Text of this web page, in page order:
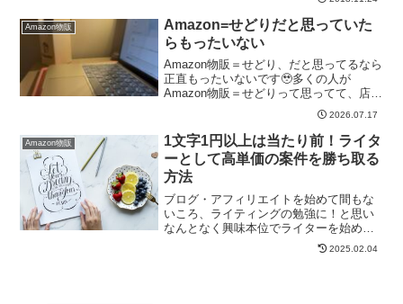
たいことがあった時はこの「質問力」を
意識するだけで成長スピードが全然違う
と感じています。わか...
Amazon物販
Amazon=せどりだと思っていた
らもったいない
Amazon物販＝せどり、だと思ってるなら
正直もったいないです🥹多くの人が
Amazon物販＝せどりって思ってて、店舗
に直接仕入れに行くとか🚚毎日ずっとリ
サーチばかりみたいな、体力勝負のイメ
ージ持ってる人が多いんです😦でも私が
やってるAmaz...
2026.07.17
Amazon物販
1文字1円以上は当たり前！ライタ
ーとして高単価の案件を勝ち取る
方法
ブログ・アフィリエイトを始めて間もな
いころ、ライティングの勉強に！と思い
なんとなく興味本位でライターを始めま
した。が、まともなオファーが全くなく
お小遣い程度のタスク案件をこなす日々
2025.02.04